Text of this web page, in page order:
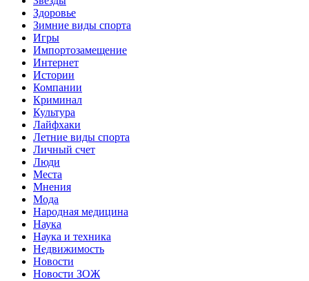
Здоровье
Зимние виды спорта
Игры
Импортозамещение
Интернет
Истории
Компании
Криминал
Культура
Лайфхаки
Летние виды спорта
Личный счет
Люди
Места
Мнения
Мода
Народная медицина
Наука
Наука и техника
Недвижимость
Новости
Новости ЗОЖ